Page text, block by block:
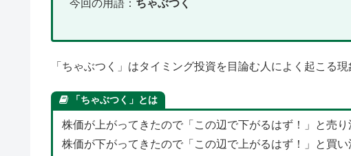
今回の用語： ちゃぶつく
「ちゃぶつく」はタイミング投資を目論む人によく起こる現
「ちゃぶつく」とは
株価が上がってきたので「この辺で下がるはず！」と売
株価が下がってきたので「この辺で上がるはず！」と買